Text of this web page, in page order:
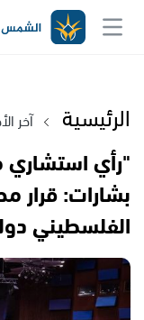
الرئيسية آخر
"رأي استشاري
بشارات: قرار
الفلسطيني